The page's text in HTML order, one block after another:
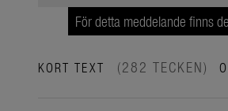
För detta meddelande finns
KORT TEXT (282 TECKEN)